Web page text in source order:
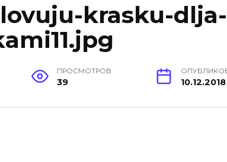
krasku-dlja-
ПРОСМОТРОВ
39 10.12.2018